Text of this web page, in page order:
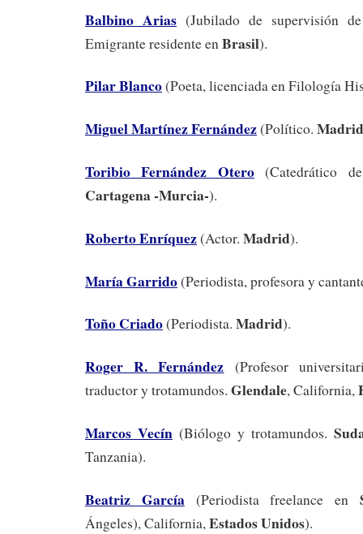
Balbino Arias (Jubilado de supervisión
Emigrante residente en Brasil).
Pilar Blanco(Poeta, licenciada en Filología
Miguel Martínez Fernández(Político. Madrid
Toribio Fernández Otero(Catedrático
Cartagena -Murcia-).
Roberto Enríquez(Actor. Madrid).
María Garrido(Periodista, profesora y
Toño Criado(Periodista. Madrid).
Roger R. Fernández (Profesor
traductor y trotamundos. Glendale, California,
Marcos Vecín(Biólogo y trotamundos.
Tanzania).
Beatriz García(Periodista freelance en
Ángeles), California,Estados Unidos).